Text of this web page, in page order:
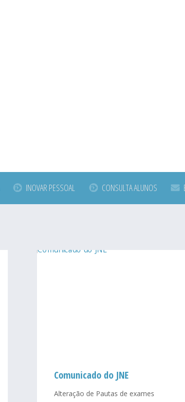
INOVAR PESSOAL CONSULTA ALUNOS
Comunicado do JNE
Alteração de Pautas de exames